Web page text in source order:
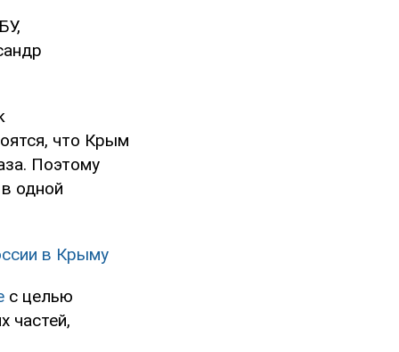
что Крым
Поэтому
одной
в Крыму
с целью
частей,